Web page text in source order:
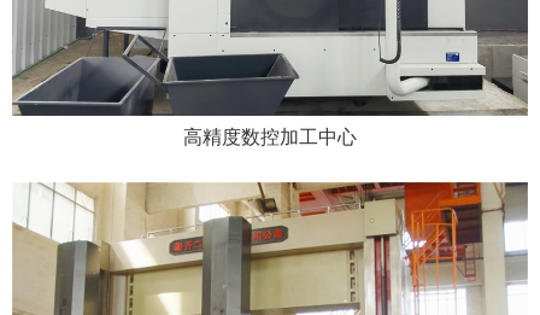
高精度数控加工中心